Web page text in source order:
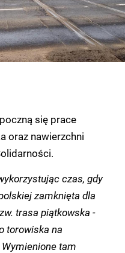
się prace
oraz nawierzchni
czas, gdy
zamknięta dla
trasa piątkowska -
torowiska na
tam